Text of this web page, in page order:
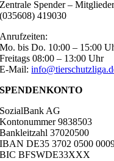
Zentrale Spender –
(035608) 419030
Anrufzeiten:
Mo. bis Do. 10:00 – 15:00
Freitags 08:00 – 13:00 Uhr
E-Mail:
SPENDENKONTO
SozialBank AG
Kontonummer 9838503
Bankleitzahl 37020500
IBAN DE35 3702 0500
BIC BFSWDE33XXX